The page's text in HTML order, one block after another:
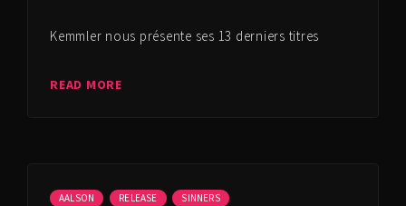
Kemmler nous présente ses 13 derniers titres
READ MORE
AALSON RELEASE SINNERS